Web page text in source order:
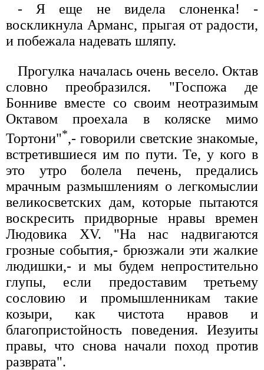
- Я еще не видела слоненка! -
воскликнула Арманс, прыгая от радости,
и побежала надевать шляпу.
Прогулка началась очень весело. Октав
словно преобразился. "Госпожа де
Бонниве вместе со своим неотразимым
Октавом проехала в коляске мимо
Тортони"*,- говорили светские знакомые,
встретившиеся им по пути. Те, у кого в
это утро болела печень, предались
мрачным размышлениям о легкомыслии
великосветских дам, которые пытаются
воскресить придворные нравы времен
Людовика XV. "На нас надвигаются
грозные события,- брюзжали эти жалкие
людишки,- и мы будем непростительно
глупы, если предоставим третьему
сословию и промышленникам такие
козыри, как чистота нравов и
благопристойность поведения. Иезуиты
правы, что снова начали поход против
разврата".